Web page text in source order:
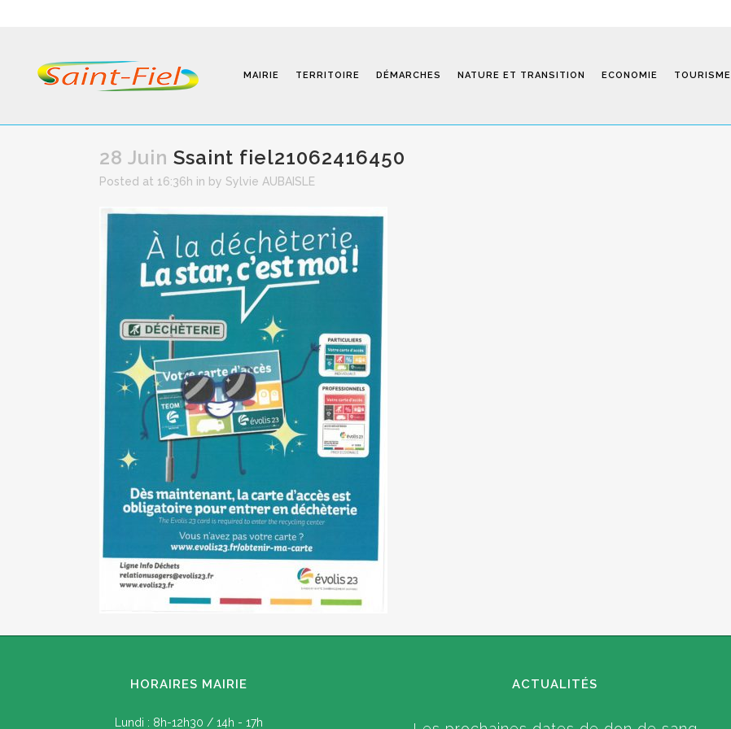
MAIRIE TERRITOIRE DÉMARCHES NATURE ET TRANSITION ECONOMIE TOURISME
Infos Pratiques
Modalités D’inscription
28 Juin Ssaint fiel21062416450
Posted at 16:36h in by Sylvie AUBAISLE
HORAIRES MAIRIE
Lundi : 8h-12h30 / 14h - 17h
ACTUALITÉS